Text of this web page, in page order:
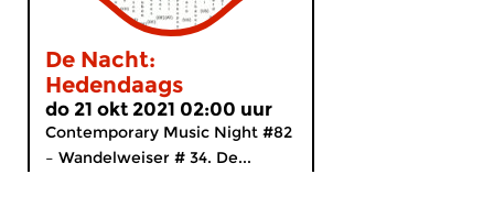
De Nacht:
Hedendaags
do 21 okt 2021 02:00 uur
Contemporary Music Night #82
– Wandelweiser # 34. De...